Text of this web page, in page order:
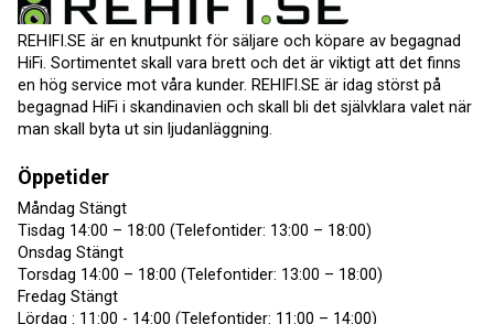
REHIFI.SE är en knutpunkt för säljare och köpare av begagnad
HiFi. Sortimentet skall vara brett och det är viktigt att det finns
en hög service mot våra kunder. REHIFI.SE är idag störst på
begagnad HiFi i skandinavien och skall bli det självklara valet när
man skall byta ut sin ljudanläggning.
Öppetider
Måndag Stängt
Tisdag 14:00 – 18:00 (Telefontider: 13:00 – 18:00)
Onsdag Stängt
Torsdag 14:00 – 18:00 (Telefontider: 13:00 – 18:00)
Fredag Stängt
Lördag : 11:00 - 14:00 (Telefontider: 11:00 – 14:00)